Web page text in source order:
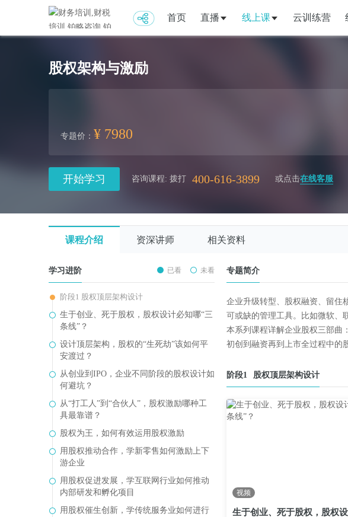
首页 直播 线上课 云训练营
股权架构与激励
专题价： ¥ 7980
开始学习 咨询课程: 拨打 400-616-3899 或点击在线客服
课程介绍 资深讲师 相关资料
学习进阶 已看 未看
阶段1 股权顶层架构设计
生于创业、死于股权，股权设计必知哪“三
条线”？
设计顶层架构，股权的“生死劫”该如何平
安渡过？
从创业到IPO，企业不同阶段的股权设计如
何避坑？
从“打工人”到“合伙人”，股权激励哪种工
具最靠谱？
股权为王，如何有效运用股权激励
用股权推动合作，学新零售如何激励上下
游企业
用股权促进发展，学互联网行业如何推动
内部研发和孵化项目
用股权催生创新，学传统服务业如何进行
专题简介
企业升级转型、股权融资、留住
可或缺的管理工具。比如微软、
本系列课程详解企业股权三部曲
初创到融资再到上市全过程中的
阶段1 股权顶层架构设计
视频